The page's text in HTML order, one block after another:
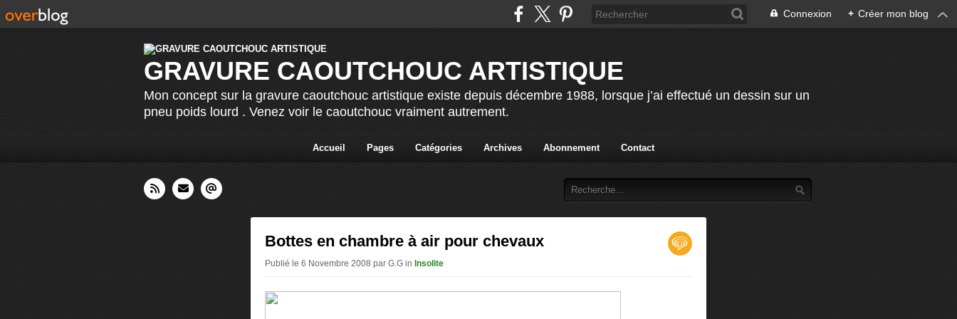
Connexion + Créer mon blog
GRAVURE CAOUTCHOUC ARTISTIQUE
Mon concept sur la gravure caoutchouc artistique existe depuis décembre 1988, lorsque j’ai effectué un dessin sur un
pneu poids lourd . Venez voir le caoutchouc vraiment autrement.
Accueil Pages Catégories Archives Abonnement Contact
Bottes en chambre à air pour chevaux
Publié le 6 Novembre 2008 par G.G in Insolite